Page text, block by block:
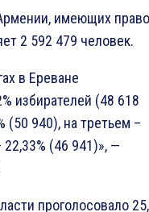
имеющих
2 592 479 человек.
в Ереване
избирателей (48 618
(50 940), на третьем –
(46 941)», —
проголосовало